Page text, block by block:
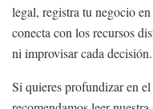
legal, registra tu negocio
conecta con los recursos
ni improvisar cada decisión.
Si quieres profundizar en